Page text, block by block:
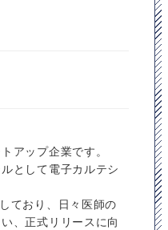
アップ企業です。
として電子カルテシ
ており、日々医師の
、正式リリースに向